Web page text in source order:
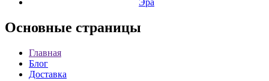
Эра
Основные страницы
Главная
Блог
Доставка